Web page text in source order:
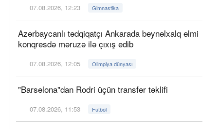
07.08.2026, 12:23 Gimnastika
Azərbaycanlı tədqiqatçı Ankarada beynəlxalq elmi
konqresdə məruzə ilə çıxış edib
07.08.2026, 12:05 Olimpiya dünyası
"Barselona"dan Rodri üçün transfer təklifi
07.08.2026, 11:53 Futbol